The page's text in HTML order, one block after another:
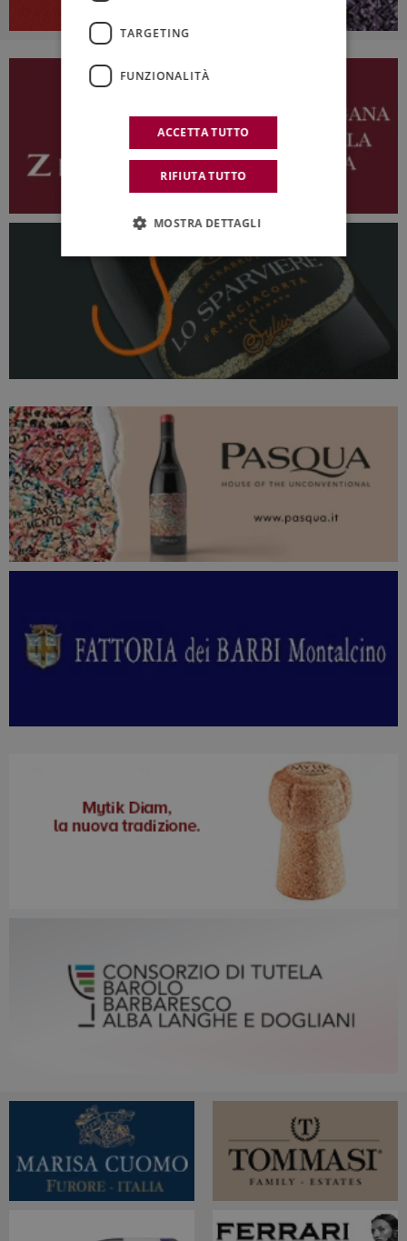
TARGETING
FUNZIONALITÀ
ACCETTA TUTTO
RIFIUTA TUTTO
MOSTRA DETTAGLI